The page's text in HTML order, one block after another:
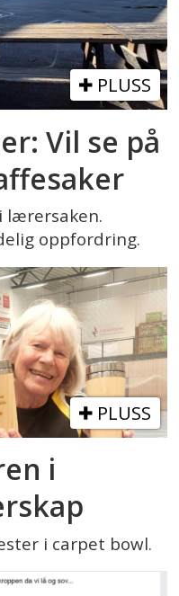
PLUSS
Vil se på
lærersaken.
oppfordring.
PLUSS
i
i carpet bowl.